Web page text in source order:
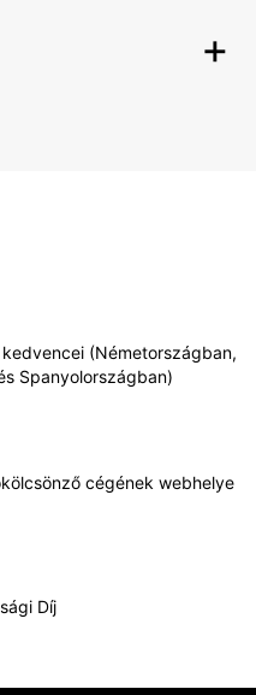
(Németországban,
Spanyolországban)
cégének webhelye
Díj